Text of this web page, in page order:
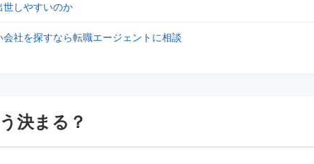
世しやすいのか
会社を探すなら転職エージェントに相談
決まる？